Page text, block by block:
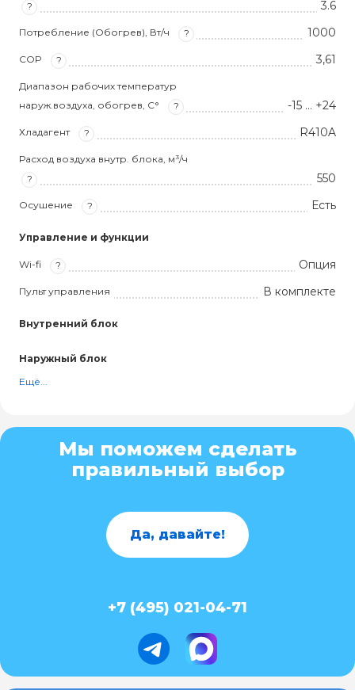
? 3.6
Потребление (Обогрев), Вт/ч ? 1000
COP ? 3,61
Диапазон рабочих температур
наруж.воздуха, обогрев, С°
? -15 … +24
Хладагент ? R410A
Расход воздуха внутр. блока, м³/ч
?
550
Осушение ? Есть
Управление и функции
Wi-fi ? Опция
Пульт управления В комплекте
Внутренний блок
Наружный блок
Ещё...
Мы поможем сделать
правильный выбор
Да, давайте!
+7 (495) 021-04-71